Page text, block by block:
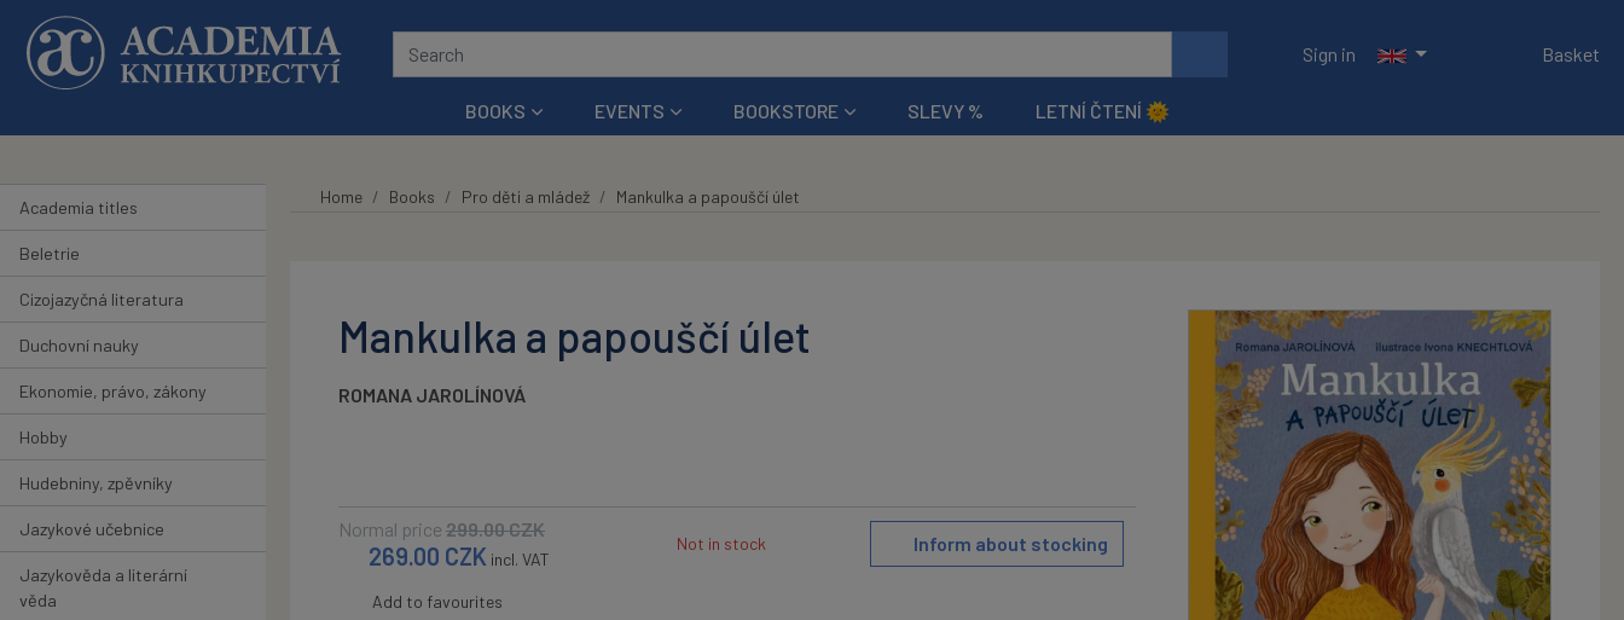
Skip to main content
Sign in
Basket
BOOKS EVENTS BOOKSTORE SLEVY % LETNÍ ČTENÍ 🌞
Academia titles
Beletrie
Cizojazyčná literatura
Duchovní nauky
Ekonomie, právo, zákony
Hobby
Hudebniny, zpěvníky
Jazykové učebnice
Jazykověda a literární
věda
Home Books Pro děti a mládež Mankulka a papouščí úlet
Mankulka a papouščí úlet
ROMANA JAROLÍNOVÁ
Normal price 299.00CZK
269.00 CZK incl. VAT
Not in stock Inform about stocking
Add to favourites